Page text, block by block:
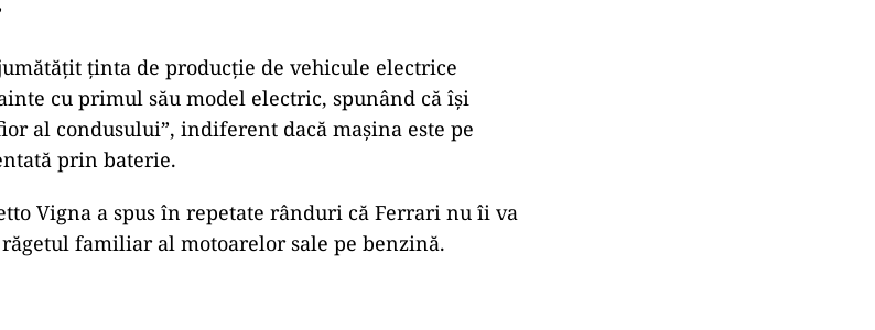
ținta de producție de vehicule electrice
cu primul său model electric, spunând că își
al condusului”, indiferent dacă mașina este pe
prin baterie.
Vigna a spus în repetate rânduri că Ferrari nu îi va
familiar al motoarelor sale pe benzină.